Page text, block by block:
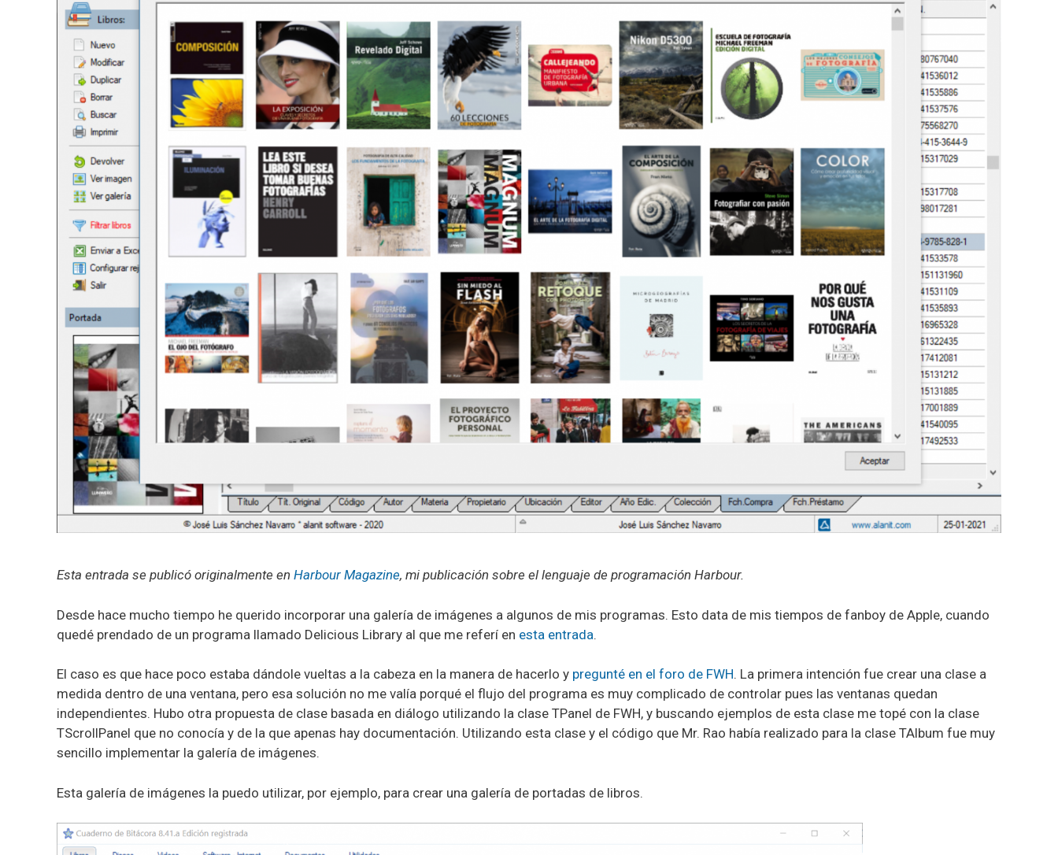
Esta entrada se publicó originalmente en Harbour Magazine, mi publicación sobre el lenguaje de programación Harbour.
Desde hace mucho tiempo he querido incorporar una galería de imágenes a algunos de mis programas. Esto data de mis tiempos de fanboy de Apple, cuando
quedé prendado de un programa llamado Delicious Library al que me referí en esta entrada.
El caso es que hace poco estaba dándole vueltas a la cabeza en la manera de hacerlo y pregunté en el foro de FWH. La primera intención fue crear una clase a
medida dentro de una ventana, pero esa solución no me valía porqué el flujo del programa es muy complicado de controlar pues las ventanas quedan
independientes. Hubo otra propuesta de clase basada en diálogo utilizando la clase TPanel de FWH, y buscando ejemplos de esta clase me topé con la clase
TScrollPanel que no conocía y de la que apenas hay documentación. Utilizando esta clase y el código que Mr. Rao había realizado para la clase TAlbum fue muy
sencillo implementar la galería de imágenes.
Esta galería de imágenes la puedo utilizar, por ejemplo, para crear una galería de portadas de libros.